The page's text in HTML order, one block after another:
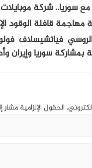
مع سوريا.. شركة
قافلة الوقود
فياتشيسلاف
سوريا وإيران
الحقول الإلزامية مشار